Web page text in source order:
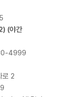
) (야간
4999
로 2